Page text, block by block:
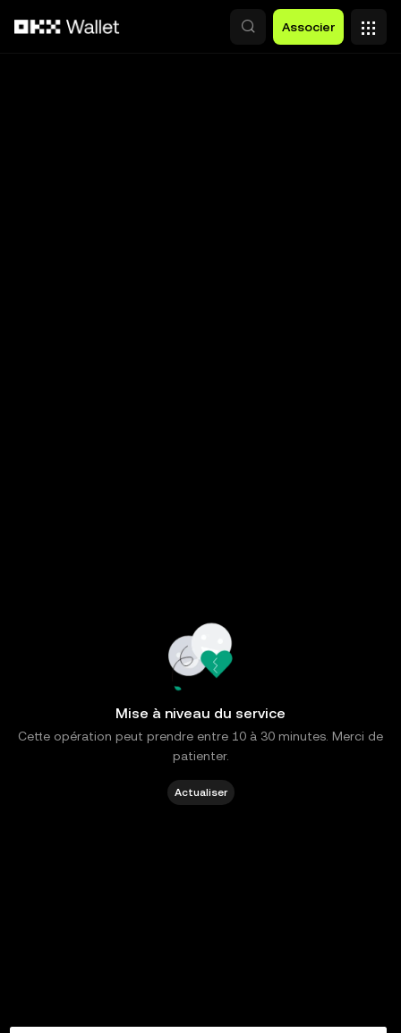
Associer
Mise à niveau du service
Cette opération peut prendre entre 10 à 30 minutes. Merci de
patienter.
Actualiser